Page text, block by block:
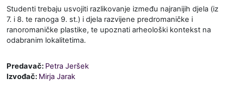
Studenti trebaju usvojiti razlikovanje između najranijih djela (iz
7. i 8. te ranoga 9. st.) i djela razvijene predromaničke i
ranoromaničke plastike, te upoznati arheološki kontekst na
odabranim lokalitetima.
Predavač: Petra Jeršek
Izvođač: Mirja Jarak